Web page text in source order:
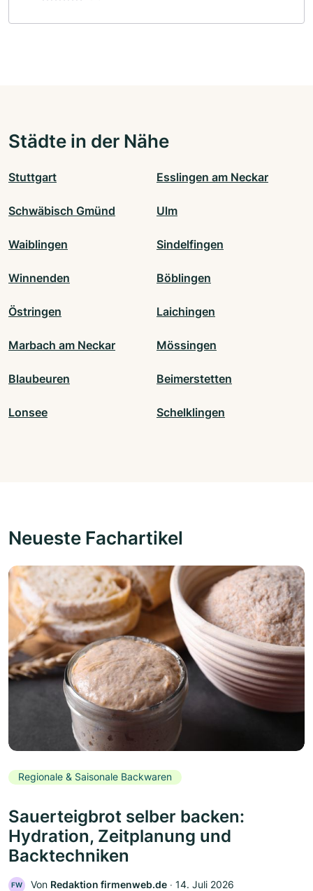
Städte in der Nähe
Stuttgart Esslingen am Neckar
Schwäbisch Gmünd Ulm
Waiblingen Sindelfingen
Winnenden Böblingen
Östringen Laichingen
Marbach am Neckar Mössingen
Blaubeuren Beimerstetten
Lonsee Schelklingen
Neueste Fachartikel
Regionale & Saisonale Backwaren
Sauerteigbrot selber backen:
Hydration, Zeitplanung und
Backtechniken
FW Von Redaktion firmenweb.de ‧ 14. Juli 2026